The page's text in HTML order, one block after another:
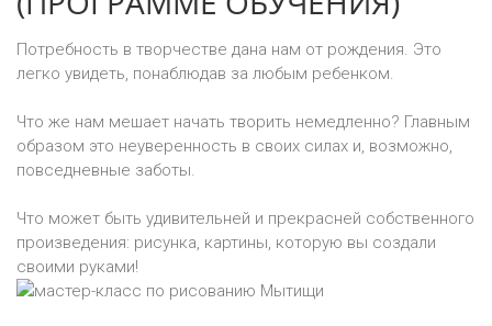
Потребность в творчестве дана нам от рождения. Это
легко увидеть, понаблюдав за любым ребенком.
Что же нам мешает начать творить немедленно? Главным
образом это неуверенность в своих силах и, возможно,
повседневные заботы.
Что может быть удивительней и прекрасней собственного
произведения: рисунка, картины, которую вы создали
своими руками!